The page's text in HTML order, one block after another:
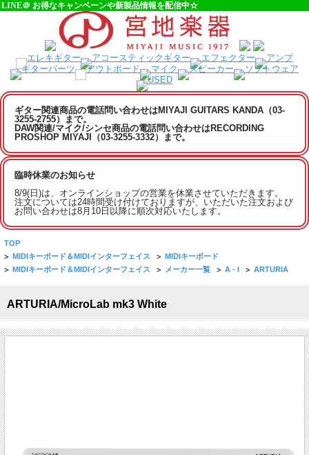
LINE＠ お得なキャンペーンや新製品情報を配信中☆
ギター関連商品の電話問い合わせはMIYAJI GUITARS KANDA（03-
3255-2755）まで。
DAW関連/マイク/シンセ商品の電話問い合わせはRECORDING
PROSHOP MIYAJI（03-3255-3332）まで。
臨時休業のお知らせ
8/9(日)は、オンラインショップの営業を休業させていただきます。
注文については24時間受け付けておりますが、いただいた注文および
お問い合わせは8月10日以降に順次対応いたします。
TOP
> MIDIキーボード＆MIDIインターフェイス > MIDIキーボード
> MIDIキーボード＆MIDIインターフェイス > メーカー一覧 > A - I > ARTURIA
ARTURIA/MicroLab mk3 White